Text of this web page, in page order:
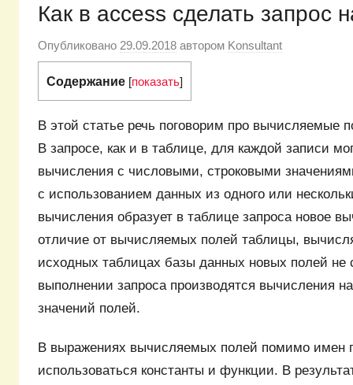
Как в access сделать запрос
Опубликовано 29.09.2018 автором Konsultant
Содержание [показать]
В этой статье речь поговорим про вычисляемые
В запросе, как и в таблице, для каждой записи
вычисления с числовыми, строковыми
с использованием данных из одного или
вычисления образует в таблице запроса новое
отличие от вычисляемых полей таблицы,
исходных таблицах базы данных новых полей не
выполнении запроса производятся вычисления
значений полей.
В выражениях вычисляемых полей помимо имен
использоваться константы и функции. В